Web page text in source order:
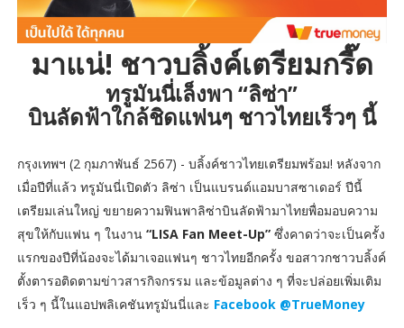
มาแน่! ชาวบลิ้งค์เตรียมกรี๊ด
ทรูมันนี่เล็งพา “ลิซ่า”
บินลัดฟ้าใกล้ชิดแฟนๆ ชาวไทยเร็วๆ นี้
กรุงเทพฯ (2 กุมภาพันธ์ 2567) - บลิ้งค์ชาวไทยเตรียมพร้อม! หลังจาก
เมื่อปีที่แล้ว ทรูมันนี่เปิดตัว ลิซ่า เป็นแบรนด์แอมบาสซาเดอร์ ปีนี้
เตรียมเล่นใหญ่ ขยายความฟินพาลิซ่าบินลัดฟ้ามาไทยพื่อมอบความ
สุขให้กับแฟน ๆ ในงาน “LISA Fan Meet-Up” ซึ่งคาดว่าจะเป็นครั้ง
แรกของปีที่น้องจะได้มาเจอแฟนๆ ชาวไทยอีกครั้ง ขอสาวกชาวบลิ้งค์
ตั้งตารอติดตามข่าวสารกิจกรรม และข้อมูลต่าง ๆ ที่จะปล่อยเพิ่มเติม
เร็ว ๆ นี้ในแอปพลิเคชันทรูมันนี่และ Facebook @TrueMoney